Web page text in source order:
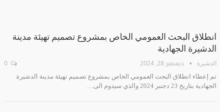
انطلاق البحث العمومي الخاص بمشروع تصميم تهيئة مدينة
الدشيرة الجهادية
الدشيرة ديسمبر 28, 2024 0
تم إعطاء انطلاق البحث العمومي الخاص بمشروع تصميم تهيئة مدينة الدشيرة
الجهادية بتاريخ 23 دجنبر 2024 والذي سيدوم الى…